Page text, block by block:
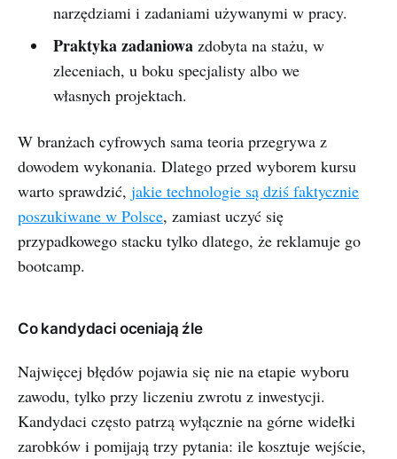
narzędziami i zadaniami używanymi w pracy.
Praktyka zadaniowazdobyta na stażu, w
zleceniach, u boku specjalisty albo we
własnych projektach.
W branżach cyfrowych sama teoria przegrywa z
dowodem wykonania. Dlatego przed wyborem kursu
warto sprawdzić, jakie technologie są dziś faktycznie
poszukiwane w Polsce, zamiast uczyć się
przypadkowego stacku tylko dlatego, że reklamuje go
bootcamp.
Co kandydaci oceniają źle
Najwięcej błędów pojawia się nie na etapie wyboru
zawodu, tylko przy liczeniu zwrotu z inwestycji.
Kandydaci często patrzą wyłącznie na górne widełki
zarobków i pomijają trzy pytania: ile kosztuje wejście,